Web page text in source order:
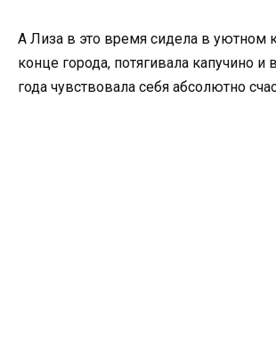
А Лиза в это время сидела в уютном
конце города, потягивала капучино и
года чувствовала себя абсолютно